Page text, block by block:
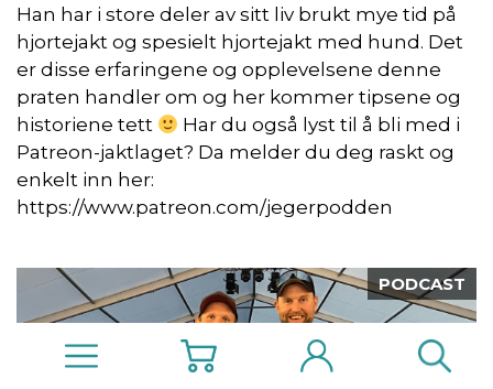
Han har i store deler av sitt liv brukt mye tid på
hjortejakt og spesielt hjortejakt med hund. Det
er disse erfaringene og opplevelsene denne
praten handler om og her kommer tipsene og
historiene tett
Har du også lyst til å bli med i
Patreon-jaktlaget? Da melder du deg raskt og
enkelt inn her:
https://www.patreon.com/jegerpodden
PODCAST